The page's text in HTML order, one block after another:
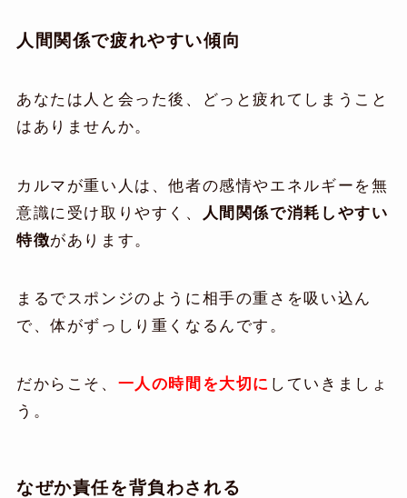
人間関係で疲れやすい傾向
あなたは人と会った後、どっと疲れてしまうこと
はありませんか。
カルマが重い人は、他者の感情やエネルギーを無
意識に受け取りやすく、
人間関係で消耗しやすい
特徴があります。
まるでスポンジのように相手の重さを吸い込ん
で、体がずっしり重くなるんです。
だからこそ、 一人の時間を大切に していきましょ
う。
なぜか責任を背負わされる